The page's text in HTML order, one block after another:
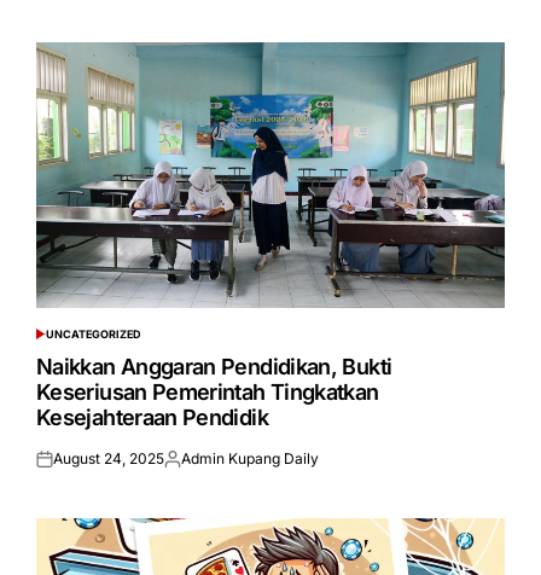
POSTED
IN
UNCATEGORIZED
Naikkan Anggaran Pendidikan, Bukti
Keseriusan Pemerintah Tingkatkan
Kesejahteraan Pendidik
Posted
August 24, 2025Posted
Admin Kupang Daily